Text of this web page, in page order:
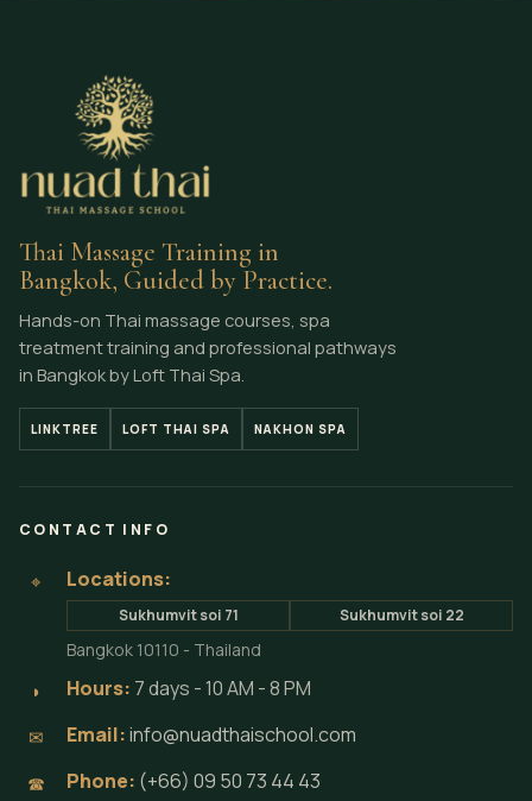
Thai Massage Training in
Bangkok, Guided by Practice.
Hands-on Thai massage courses, spa
treatment training and professional pathways
in Bangkok by Loft Thai Spa.
LINKTREE LOFT THAI SPA NAKHON SPA
CONTACT INFO
⌖ Locations:
Sukhumvit soi 71 Sukhumvit soi 22
Bangkok 10110 - Thailand
◗ Hours: 7 days - 10 AM - 8 PM
✉ Email:info@nuadthaischool.com
☎ Phone: (+66) 09 50 73 44 43